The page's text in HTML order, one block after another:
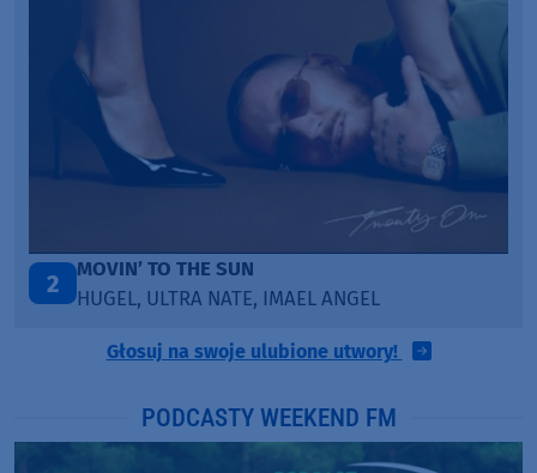
3
ITEPE ITEDE
SANAH
Głosuj na swoje ulubione utwory!
PODCASTY WEEKEND FM